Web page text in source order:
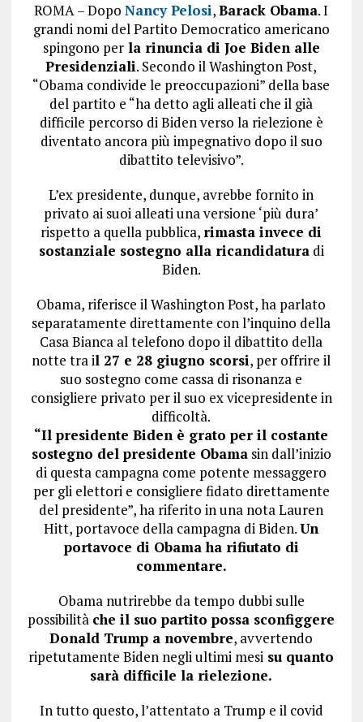
ROMA – DopoNancy Pelosi,Barack Obama. I
grandi nomi del Partito Democratico americano
spingono perla rinuncia di Joe Biden alle
Presidenziali. Secondo il Washington Post,
“Obama condivide le preoccupazioni” della base
del partito e “ha detto agli alleati che il già
difficile percorso di Biden verso la rielezione è
diventato ancora più impegnativo dopo il suo
dibattito televisivo”.
L’ex presidente, dunque, avrebbe fornito in
privato ai suoi alleati una versione ‘più dura’
rispetto a quella pubblica, rimasta invece di
sostanziale sostegno alla ricandidaturadi
Biden.
Obama, riferisce il Washington Post, ha parlato
separatamente direttamente con l’inquino della
Casa Bianca al telefono dopo il dibattito della
notte tra il 27 e 28 giugno scorsi, per offrire il
suo sostegno come cassa di risonanza e
consigliere privato per il suo ex vicepresidente in
difficoltà.
“Il presidente Biden è grato per il costante
sostegno del presidente Obamasin dall’inizio
di questa campagna come potente messaggero
per gli elettori e consigliere fidato direttamente
del presidente”, ha riferito in una nota Lauren
Hitt, portavoce della campagna di Biden.Un
portavoce di Obama ha rifiutato di
commentare.
Obama nutrirebbe da tempo dubbi sulle
possibilità che il suo partito possa sconfiggere
Donald Trump a novembre, avvertendo
ripetutamente Biden negli ultimi mesi su quanto
sarà difficile la rielezione.
In tutto questo, l’attentato a Trump e il covid